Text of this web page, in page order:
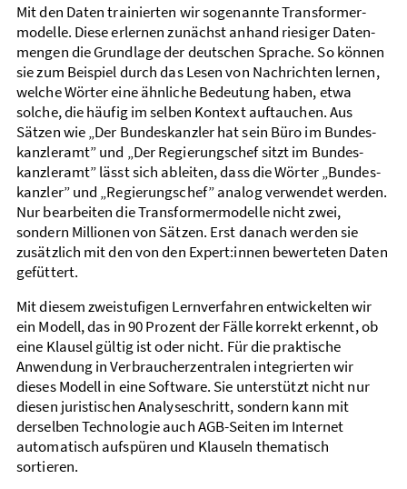
Mit den Daten trainierten wir sogenannte Transformer­
modelle. Diese erlernen zunächst anhand riesiger Daten­
mengen die Grundlage der deutschen Sprache. So können
sie zum Beispiel durch das Lesen von Nachrichten lernen,
welche Wörter eine ähnliche Bedeutung haben, etwa
solche, die häufig im selben Kontext auftauchen. Aus
Sätzen wie „Der Bundes­kanzler hat sein Büro im Bundes­
kanzler­amt” und „Der Regierungs­chef sitzt im Bundes­
kanzler­amt” lässt sich ableiten, dass die Wörter „Bundes­
kanzler” und „Regierungs­chef” analog verwendet werden.
Nur bearbeiten die Trans­former­modelle nicht zwei,
sondern Millionen von Sätzen. Erst danach werden sie
zusätzlich mit den von den Expert:innen bewerteten Daten
gefüttert.
Mit diesem zweistufigen Lern­verfahren entwickelten wir
ein Modell, das in 90 Prozent der Fälle korrekt erkennt, ob
eine Klausel gültig ist oder nicht. Für die praktische
Anwendung in Verbraucher­zentralen integrierten wir
dieses Modell in eine Software. Sie unter­stützt nicht nur
diesen juristischen Analyse­schritt, sondern kann mit
derselben Technologie auch AGB-Seiten im Internet
automatisch aufspüren und Klauseln thematisch
sortieren.